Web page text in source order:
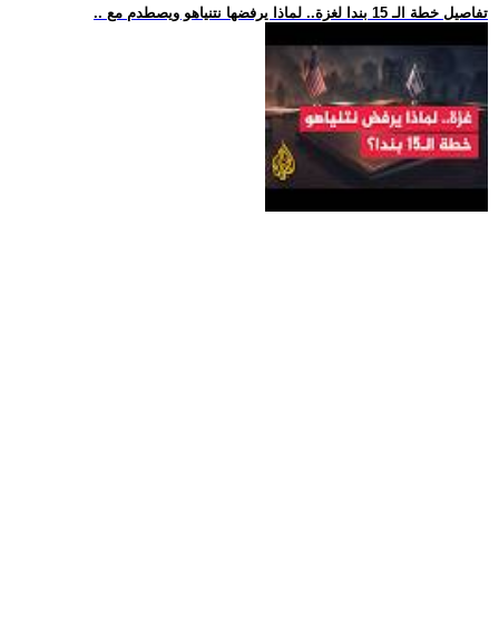
.. تفاصيل خطة الـ 15 بندا لغزة.. لماذا يرفضها نتنياهو ويصطدم مع